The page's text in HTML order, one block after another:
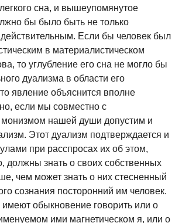
сна, и вышеупомянутое
бы было быть не только
Если бы человек был
в материалистическом
то углубление его сна не могло бы
дуализма в области его
явление объяснится вполне
если мы совместно с
монизмом нашей души допустим и
Этот дуализм подтверждается и
при расспросах их об этом,
должны знать о своих собственных
чем может знать о них стесненный
сознания посторонний им человек.
обыкновение говорить или о
ими магнетическом я, или о